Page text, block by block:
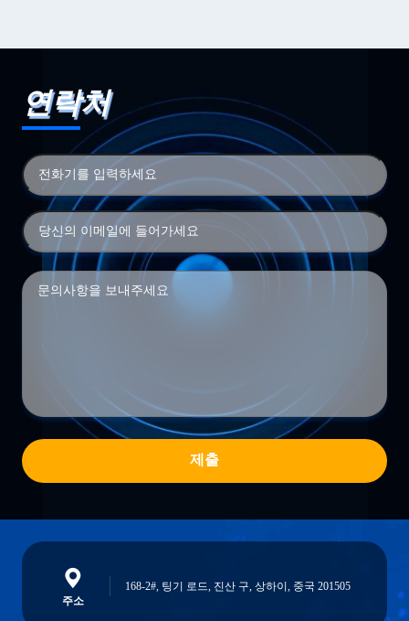
연락처
제출
주소
168-2#, 팅기 로드, 진산 구, 상하이, 중국 201505